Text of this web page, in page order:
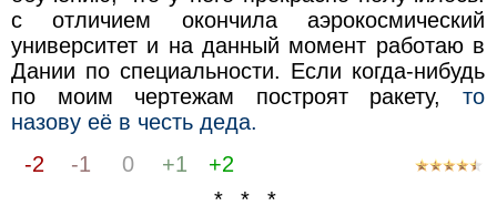
с отличием окончила аэрокосмический
университет и на данный момент работаю в
Дании по специальности. Если когда-нибудь
по моим чертежам построят ракету,то
назову её в честь деда.
-2
-1 0 +1
+2
* * *